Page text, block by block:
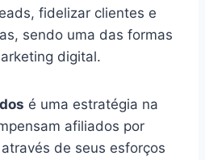
fidelizar clientes e
sendo uma das formas
digital.
é uma estratégia na
afiliados por
de seus esforços